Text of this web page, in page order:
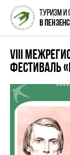
VIII
фестиваль